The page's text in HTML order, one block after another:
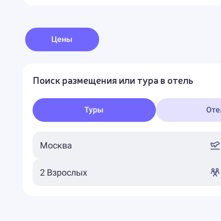
Цены
Поиск размещения или тура в отель
Туры